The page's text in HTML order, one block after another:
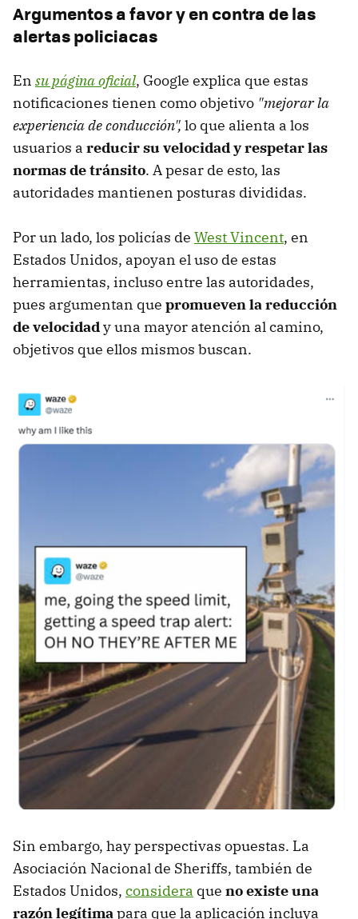
Argumentos a favor y en contra de las
alertas policiacas
En su página oficial, Google explica que estas
notificaciones tienen como objetivo "mejorar la
experiencia de conducción", lo que alienta a los
usuarios a reducir su velocidad y respetar las
normas de tránsito. A pesar de esto, las
autoridades mantienen posturas divididas.
Por un lado, los policías de West Vincent, en
Estados Unidos, apoyan el uso de estas
herramientas, incluso entre las autoridades,
pues argumentan que promueven la reducción
de velocidady una mayor atención al camino,
objetivos que ellos mismos buscan.
Sin embargo, hay perspectivas opuestas. La
Asociación Nacional de Sheriffs, también de
Estados Unidos, considera que no existe una
razón legítimapara que la aplicación incluya